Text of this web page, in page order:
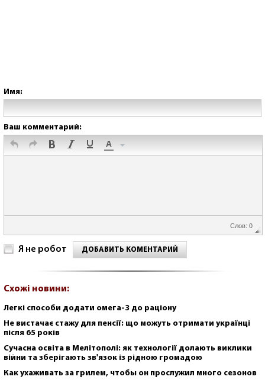
Имя:
Ваш комментарий:
Слов: 0
Я не робот ДОБАВИТЬ КОМЕНТАРИЙ
Схожі новини:
Легкі способи додати омега-3 до раціону
Не вистачає стажу для пенсії: що можуть отримати українці
після 65 років
Сучасна освіта в Мелітополі: як технології долають виклики
війни та зберігають зв'язок із рідною громадою
Как ухаживать за грилем, чтобы он прослужил много сезонов